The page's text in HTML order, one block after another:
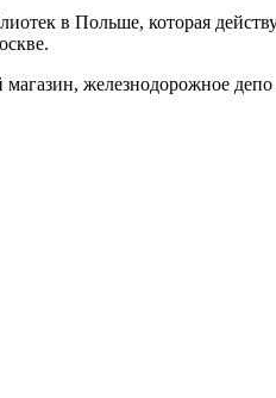
в Польше, которая
железнодорожное